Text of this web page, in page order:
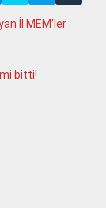
İl MEM’ler
bitti!